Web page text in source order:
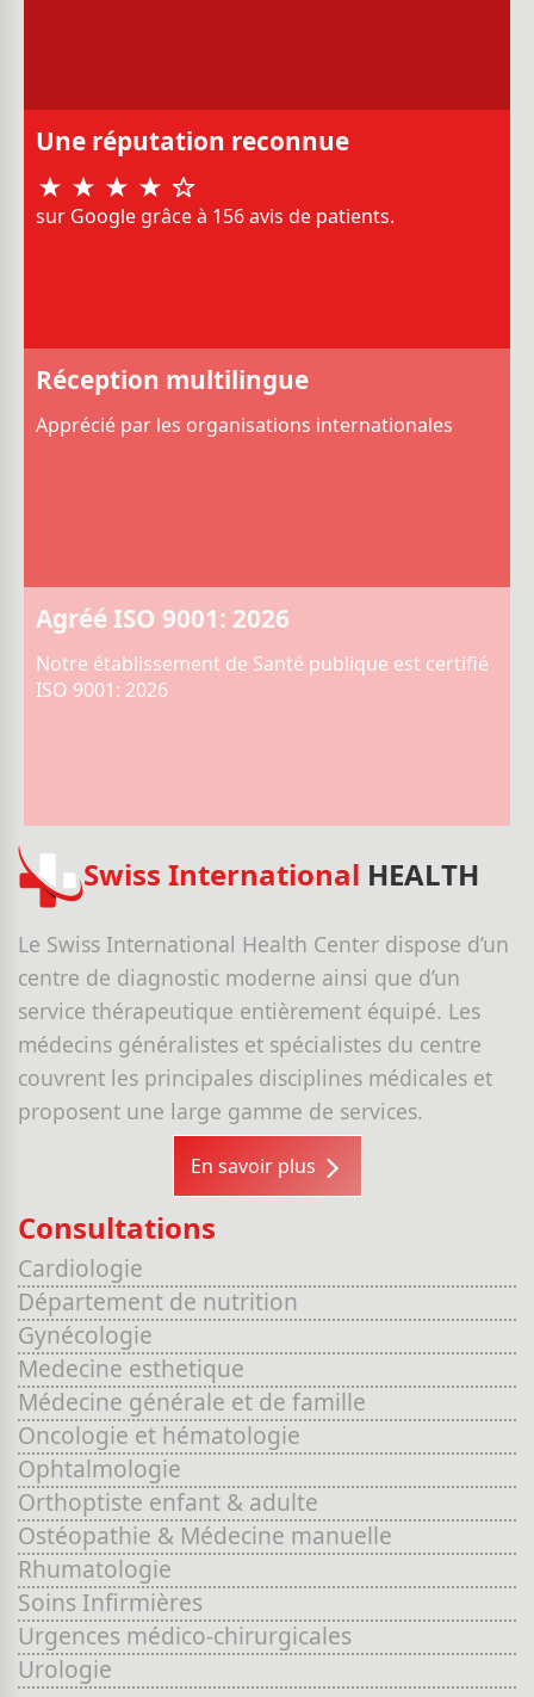
Une réputation reconnue
sur Google grâce à 156 avis de patients.
Réception multilingue
Apprécié par les organisations internationales
Agréé ISO 9001: 2026
Notre établissement de Santé publique est certifié
ISO 9001: 2026
Swiss International HEALTH
Le Swiss International Health Center dispose d’un
centre de diagnostic moderne ainsi que d’un
service thérapeutique entièrement équipé. Les
médecins généralistes et spécialistes du centre
couvrent les principales disciplines médicales et
proposent une large gamme de services.
En savoir plus
Consultations
Cardiologie
Département de nutrition
Gynécologie
Medecine esthetique
Médecine générale et de famille
Oncologie et hématologie
Ophtalmologie
Orthoptiste enfant & adulte
Ostéopathie & Médecine manuelle
Rhumatologie
Soins Infirmières
Urgences médico-chirurgicales
Urologie